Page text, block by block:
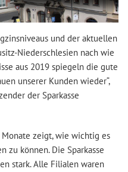
und der aktuellen
Niederschlesien nach wie
aus 2019 spiegeln die gute
unserer Kunden wieder“,
der Sparkasse
zeigt, wie wichtig es
zu können. Die Sparkasse
stark. Alle Filialen waren